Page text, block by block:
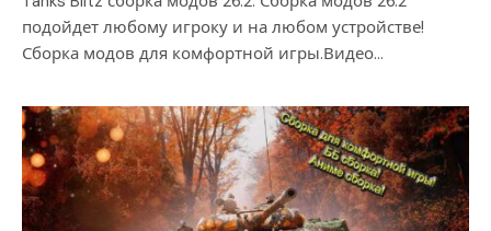
подойдет любому игроку и на любом устройстве!
Сборка модов для комфортной игры.Видео…